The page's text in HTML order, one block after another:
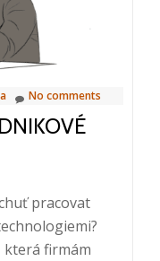
No comments
pracovat
která firmám